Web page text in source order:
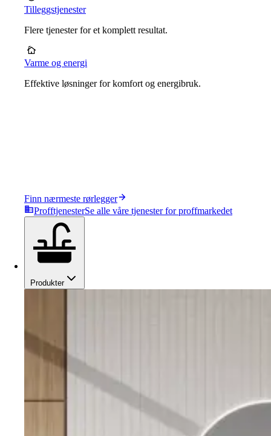
Tilleggstjenester
Flere tjenester for et komplett resultat.
Varme og energi
Effektive løsninger for komfort og energibruk.
Finn nærmeste rørlegger
ProfftjenesterSe alle våre tjenester for proffmarkedet
Produkter